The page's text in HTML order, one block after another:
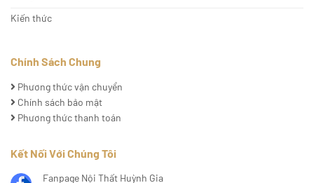
Kiến thức
Chính Sách Chung
Phương thức vận chuyển
Chính sách bảo mật
Phương thức thanh toán
Kết Nối Với Chúng Tôi
Fanpage Nội Thất Huỳnh Gia